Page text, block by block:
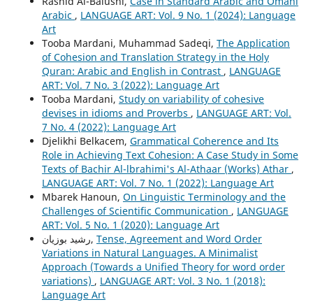
Arabic , LANGUAGE ART: Vol. 9 No. 1 (2024): Language
Art
Tooba Mardani, Muhammad Sadeqi, The Application
of Cohesion and Translation Strategy in the Holy
Quran: Arabic and English in Contrast , LANGUAGE
ART: Vol. 7 No. 3 (2022): Language Art
Tooba Mardani, Study on variability of cohesive
devises in idioms and Proverbs , LANGUAGE ART: Vol.
7 No. 4 (2022): Language Art
Djelikhi Belkacem, Grammatical Coherence and Its
Role in Achieving Text Cohesion: A Case Study in Some
Texts of Bachir Al-lbrahimi's Al-Athaar (Works) Athar ,
LANGUAGE ART: Vol. 7 No. 1 (2022): Language Art
Mbarek Hanoun, On Linguistic Terminology and the
Challenges of Scientific Communication , LANGUAGE
ART: Vol. 5 No. 1 (2020): Language Art
رشید بوزیان, Tense, Agreement and Word Order
Variations in Natural Languages. A Minimalist
Approach (Towards a Unified Theory for word order
variations) , LANGUAGE ART: Vol. 3 No. 1 (2018):
Language Art